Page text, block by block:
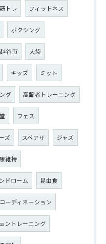
筋トレ フィットネス
ボクシング
越谷市 大袋
キッズ ミット
グ 高齢者トレーニング
フェス
ズ スペアザ ジャズ
維持
ドローム 昆虫食
コーディネーション
ントレーニング